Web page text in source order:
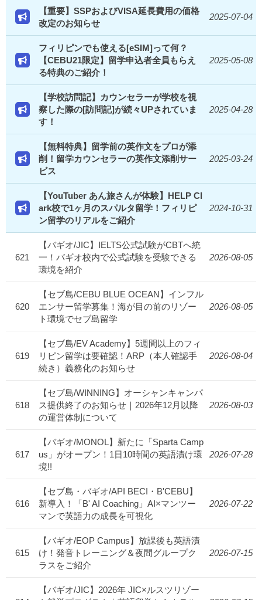
【重要】SSPおよびVISA延長費用の価格
改定のお知らせ
2025-07-04
フィリピンでも使える[eSIM]って何？
【CEBU21限定】留学申込者全員もらえ
る特典のご紹介！
2025-05-08
【学校訪問記】カウンセラーが学校を視
察した際の[訪問記]が続々UPされていま
す！
2025-04-28
【無料特典】留学前の英作文をプロが添
削！留学カウンセラーの英作文添削サー
ビス
2025-03-24
【YouTuber あん旅さんが体験】HELP Cl
ark校で1ヶ月のスパルタ留学！フィリピ
ン留学のリアルをご紹介
2024-10-31
621
【バギオ/JIC】IELTS公式試験がCBTへ統
一！バギオ校内で公式試験を受験できる
環境を紹介
2026-08-05
620
【セブ島/CEBU BLUE OCEAN】インフル
エンサー留学募集！海が目の前のリゾー
ト環境でセブ島留学
2026-08-05
619
【セブ島/EV Academy】5週間以上のフィ
リピン留学は要確認！ARP（本人確認手
続き）義務化のお知らせ
2026-08-04
618
【セブ島/WINNING】オーシャンキャンパ
ス提供終了のお知らせ｜2026年12月以降
の運営体制について
2026-08-03
617
【バギオ/MONOL】新たに「Sparta Camp
us」がオープン！1日10時間の英語漬け環
境!!
2026-07-28
616
【セブ島・バギオ/API BECI・B'CEBU】
新導入！「B' AI Coaching」AI×マンツー
マンで英語力の成長を可視化
2026-07-22
615
【バギオ/EOP Campus】放課後も英語漬
け！発音トレーニング＆夜間グループク
ラスをご紹介
2026-07-15
【バギオ/JIC】2026年 JIC×ルスツリゾー